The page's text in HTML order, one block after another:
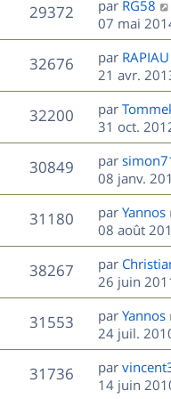
g
e
s
a
g
e
m
e
s
s
a
g
e
e
n
i
e
r
m
e
s
s
a
g
e
29372V
u
e
s
D
e
r
n
i
e
r
m
e
s
s
a
g
e
par RG58
07 mai
32676V
u
s
D
e
r
n
i
e
r
m
e
s
s
a
g
e
par
21 avr.
32200V
u
s
D
e
r
n
i
e
r
m
e
s
s
a
g
e
par
31 oct.
30849V
u
s
D
e
r
n
i
e
r
m
e
s
s
a
g
e
par
08 janv.
31180V
u
s
D
e
r
n
i
e
r
m
e
s
s
par Yannos
08 août
38267V
u
e
D
e
r
n
i
e
r
m
par
26 juin
31553V
u
e
D
e
r
n
i
par Yannos
24 juil.
31736V
D
e
par
14 juin